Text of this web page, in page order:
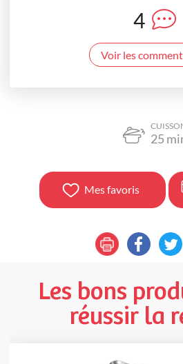
4
Voir les
25
Mes favoris
Les bons
réussir la